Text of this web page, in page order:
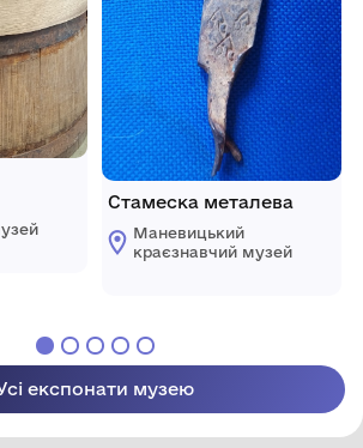
Стамеска металева
Маневицький
краєзнавчий музей
експонати музею